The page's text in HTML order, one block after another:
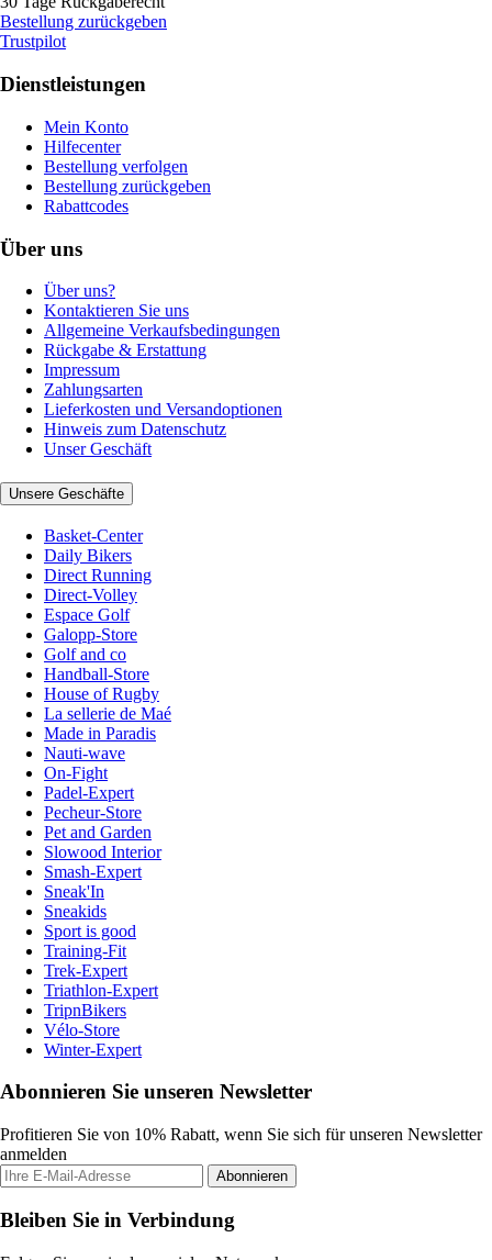
Bestellung zurückgeben
Trustpilot
Dienstleistungen
Mein Konto
Hilfecenter
Bestellung verfolgen
Bestellung zurückgeben
Rabattcodes
Über uns
Über uns?
Kontaktieren Sie uns
Allgemeine Verkaufsbedingungen
Rückgabe & Erstattung
Impressum
Zahlungsarten
Lieferkosten und Versandoptionen
Hinweis zum Datenschutz
Unser Geschäft
Unsere Geschäfte
Basket-Center
Daily Bikers
Direct Running
Direct-Volley
Espace Golf
Galopp-Store
Golf and co
Handball-Store
House of Rugby
La sellerie de Maé
Made in Paradis
Nauti-wave
On-Fight
Padel-Expert
Pecheur-Store
Pet and Garden
Slowood Interior
Smash-Expert
Sneak'In
Sneakids
Sport is good
Training-Fit
Trek-Expert
Triathlon-Expert
TripnBikers
Vélo-Store
Winter-Expert
Abonnieren Sie unseren Newsletter
Profitieren Sie von 10% Rabatt, wenn Sie sich für unseren Newsletter
anmelden
Abonnieren
Bleiben Sie in Verbindung